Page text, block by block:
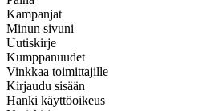
Kampanjat
Minun sivuni
Uutiskirje
Kumppanuudet
Vinkkaa toimittajille
Kirjaudu sisään
Hanki käyttöoikeus